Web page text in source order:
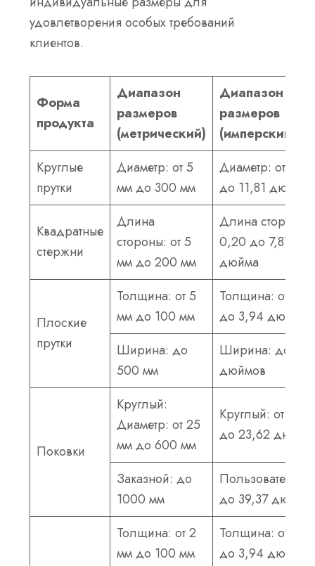
удовлетворения особых требований
клиентов.
Форма
продукта
Диапазон
размеров
(метрический)
Диапазон
размеров
(имперский)
Круглые
прутки
Диаметр: от 5
мм до 300 мм
Диаметр: от
до 11,81 дюйма
Квадратные
стержни
Длина
стороны: от 5
мм до 200 мм
Длина стороны:
0,20 до 7,87
дюйма
Плоские
прутки
Толщина: от 5
мм до 100 мм
Толщина: от
до 3,94 дюйма
Ширина: до
500 мм
Ширина: до
дюймов
Поковки
Круглый:
Диаметр: от 25
мм до 600 мм
Круглый: от 0,98
до 23,62 дюйма
Заказной: до
1000 мм
до 39,37
Толщина: от 2
мм до 100 мм
Толщина: от
до 3,94 дюйма